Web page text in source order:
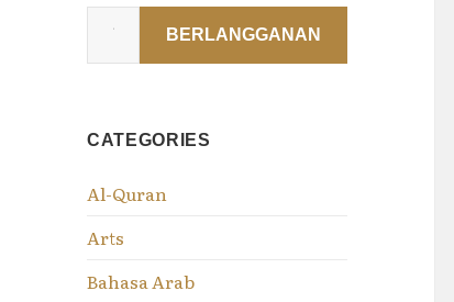
email…
BERLANGGANAN
CATEGORIES
Al-Quran
Arts
Bahasa Arab